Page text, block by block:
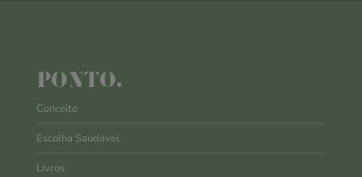
PONTO.
Conceito
Escolha Saudável
Livros